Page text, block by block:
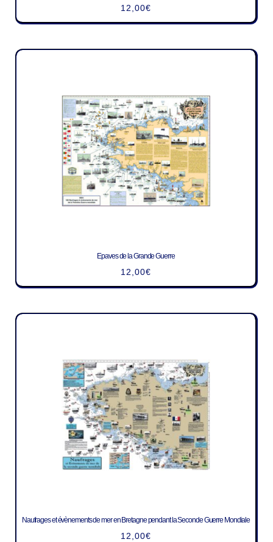
12,00€
Epaves de la Grande Guerre
12,00€
Naufrages et évènements de mer en Bretagne pendant la Seconde Guerre Mondiale
12,00€